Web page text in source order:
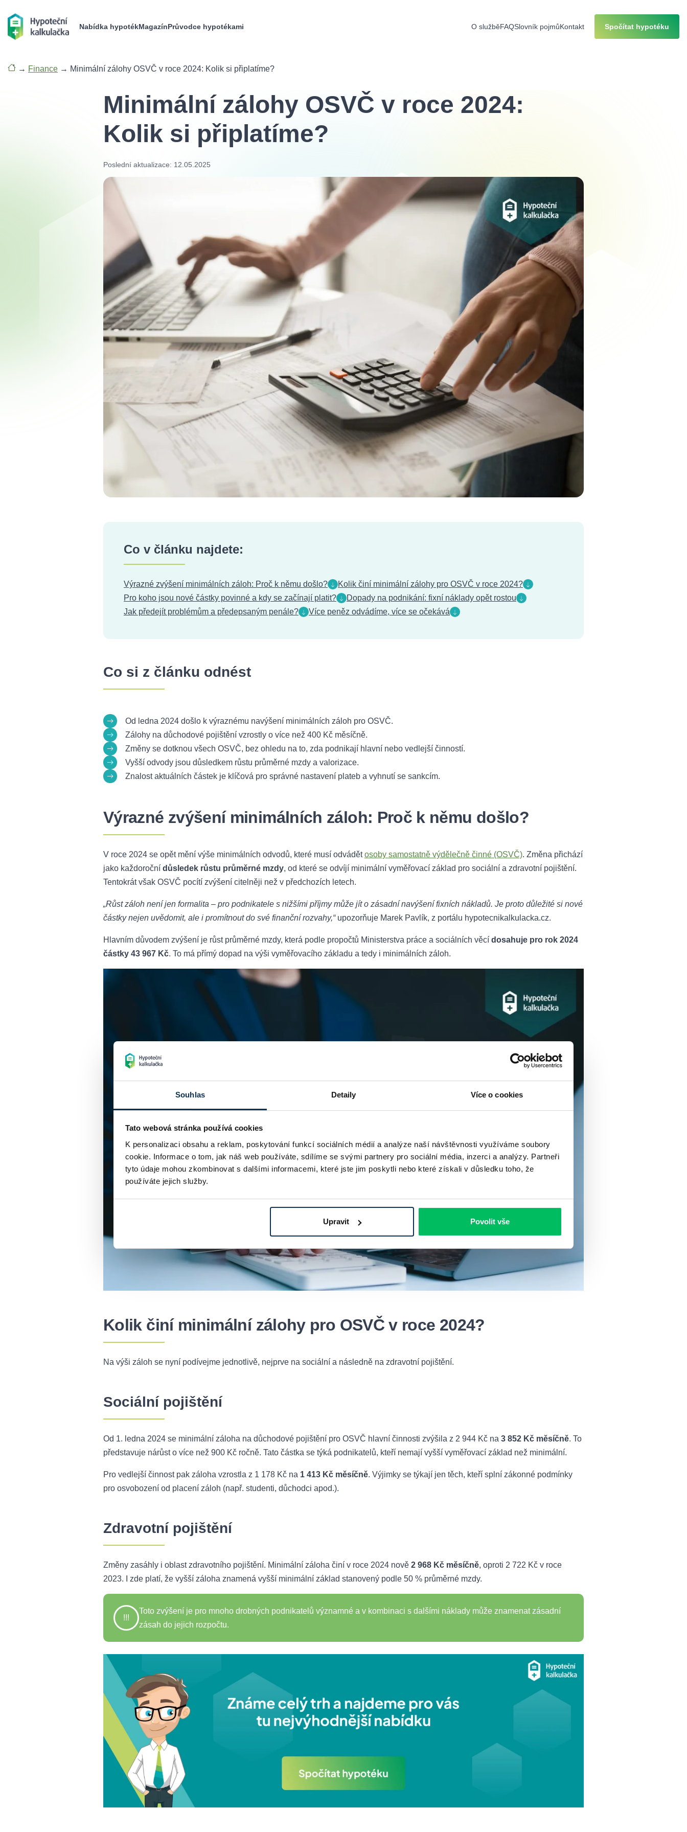
Souhlas Detaily Více o cookies
Tato webová stránka používá cookies
K personalizaci obsahu a reklam, poskytování funkcí sociálních médií a analýze naší návštěvnosti využíváme soubory
cookie. Informace o tom, jak náš web používáte, sdílíme se svými partnery pro sociální média, inzerci a analýzy. Partneři
tyto údaje mohou zkombinovat s dalšími informacemi, které jste jim poskytli nebo které získali v důsledku toho, že
používáte jejich služby.
Upravit Povolit vše
Nabídka hypotékMagazínPrůvodce hypotékami O služběFAQSlovník pojmůKontakt Spočítat hypotéku
→ Finance → Minimální zálohy OSVČ v roce 2024: Kolik si připlatíme?
Minimální zálohy OSVČ v roce 2024:
Kolik si připlatíme?
Poslední aktualizace: 12.05.2025
Co v článku najdete:
Výrazné zvýšení minimálních záloh: Proč k němu došlo?
Kolik činí minimální zálohy pro OSVČ v roce 2024?
Pro koho jsou nové částky povinné a kdy se začínají platit?
Dopady na podnikání: fixní náklady opět rostou
Jak předejít problémům a předepsaným penále?
Více peněz odvádíme, více se očekává
Co si z článku odnést
Od ledna 2024 došlo k výraznému navýšení minimálních záloh pro OSVČ.
Zálohy na důchodové pojištění vzrostly o více než 400 Kč měsíčně.
Změny se dotknou všech OSVČ, bez ohledu na to, zda podnikají hlavní nebo vedlejší činností.
Vyšší odvody jsou důsledkem růstu průměrné mzdy a valorizace.
Znalost aktuálních částek je klíčová pro správné nastavení plateb a vyhnutí se sankcím.
Výrazné zvýšení minimálních záloh: Proč k němu došlo?
V roce 2024 se opět mění výše minimálních odvodů, které musí odvádětosoby samostatně výdělečně činné (OSVČ). Změna přichází
jako každoroční důsledek růstu průměrné mzdy, od které se odvíjí minimální vyměřovací základ pro sociální a zdravotní pojištění.
Tentokrát však OSVČ pocítí zvýšení citelněji než v předchozích letech.
„Růst záloh není jen formalita – pro podnikatele s nižšími příjmy může jít o zásadní navýšení fixních nákladů. Je proto důležité si nové
částky nejen uvědomit, ale i promítnout do své finanční rozvahy,“upozorňuje Marek Pavlík, z portálu hypotecnikalkulacka.cz.
Hlavním důvodem zvýšení je růst průměrné mzdy, která podle propočtů Ministerstva práce a sociálních věcí dosahuje pro rok 2024
částky 43 967 Kč. To má přímý dopad na výši vyměřovacího základu a tedy i minimálních záloh.
Kolik činí minimální zálohy pro OSVČ v roce 2024?
Na výši záloh se nyní podívejme jednotlivě, nejprve na sociální a následně na zdravotní pojištění.
Sociální pojištění
Od 1. ledna 2024 se minimální záloha na důchodové pojištění pro OSVČ hlavní činnosti zvýšila z 2 944 Kč na 3 852 Kč měsíčně. To
představuje nárůst o více než 900 Kč ročně. Tato částka se týká podnikatelů, kteří nemají vyšší vyměřovací základ než minimální.
Pro vedlejší činnost pak záloha vzrostla z 1 178 Kč na 1 413 Kč měsíčně. Výjimky se týkají jen těch, kteří splní zákonné podmínky
pro osvobození od placení záloh (např. studenti, důchodci apod.).
Zdravotní pojištění
Změny zasáhly i oblast zdravotního pojištění. Minimální záloha činí v roce 2024 nově 2 968 Kč měsíčně, oproti 2 722 Kč v roce
2023. I zde platí, že vyšší záloha znamená vyšší minimální základ stanovený podle 50 % průměrné mzdy.
!!!
Toto zvýšení je pro mnoho drobných podnikatelů významné a v kombinaci s dalšími náklady může znamenat zásadní
zásah do jejich rozpočtu.